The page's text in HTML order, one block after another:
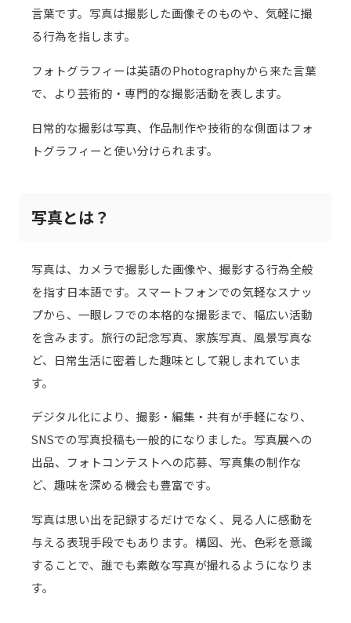
言葉です。写真は撮影した画像そのものや、気軽に撮
る行為を指します。
フォトグラフィーは英語のPhotographyから来た言葉
で、より芸術的・専門的な撮影活動を表します。
日常的な撮影は写真、作品制作や技術的な側面はフォ
トグラフィーと使い分けられます。
写真とは？
写真は、カメラで撮影した画像や、撮影する行為全般
を指す日本語です。スマートフォンでの気軽なスナッ
プから、一眼レフでの本格的な撮影まで、幅広い活動
を含みます。旅行の記念写真、家族写真、風景写真な
ど、日常生活に密着した趣味として親しまれていま
す。
デジタル化により、撮影・編集・共有が手軽になり、
SNSでの写真投稿も一般的になりました。写真展への
出品、フォトコンテストへの応募、写真集の制作な
ど、趣味を深める機会も豊富です。
写真は思い出を記録するだけでなく、見る人に感動を
与える表現手段でもあります。構図、光、色彩を意識
することで、誰でも素敵な写真が撮れるようになりま
す。